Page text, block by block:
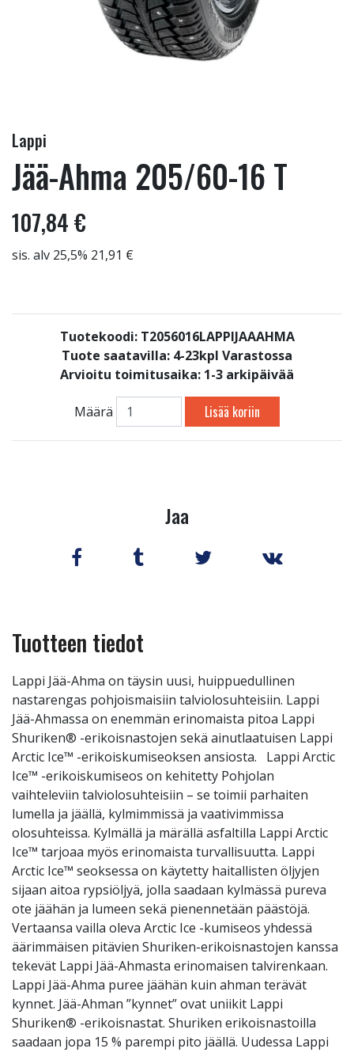
Lappi
Jää-Ahma 205/60-16 T
107,84 €
sis. alv 25,5% 21,91 €
Tuotekoodi: T2056016LAPPIJAAAHMA
Tuote saatavilla: 4-23kpl Varastossa
Arvioitu toimitusaika: 1-3 arkipäivää
Määrä Lisää koriin
Jaa
Tuotteen tiedot
Lappi Jää-Ahma on täysin uusi, huippuedullinen
nastarengas pohjoismaisiin talviolosuhteisiin. Lappi
Jää-Ahmassa on enemmän erinomaista pitoa Lappi
Shuriken® -erikoisnastojen sekä ainutlaatuisen Lappi
Arctic Ice™ -erikoiskumiseoksen ansiosta. Lappi Arctic
Ice™ -erikoiskumiseos on kehitetty Pohjolan
vaihteleviin talviolosuhteisiin – se toimii parhaiten
lumella ja jäällä, kylmimmissä ja vaativimmissa
olosuhteissa. Kylmällä ja märällä asfaltilla Lappi Arctic
Ice™ tarjoaa myös erinomaista turvallisuutta. Lappi
Arctic Ice™ seoksessa on käytetty haitallisten öljyjen
sijaan aitoa rypsiöljyä, jolla saadaan kylmässä pureva
ote jäähän ja lumeen sekä pienennetään päästöjä.
Vertaansa vailla oleva Arctic Ice -kumiseos yhdessä
äärimmäisen pitävien Shuriken-erikoisnastojen kanssa
tekevät Lappi Jää-Ahmasta erinomaisen talvirenkaan.
Lappi Jää-Ahma puree jäähän kuin ahman terävät
kynnet. Jää-Ahman ”kynnet” ovat uniikit Lappi
Shuriken® -erikoisnastat. Shuriken erikoisnastoilla
saadaan jopa 15 % parempi pito jäällä. Uudessa Lappi